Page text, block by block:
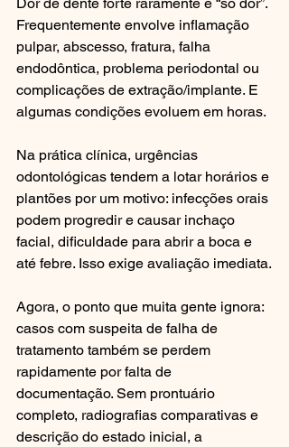
Frequentemente envolve inflamação
pulpar, abscesso, fratura, falha
endodôntica, problema periodontal ou
complicações de extração/implante. E
algumas condições evoluem em horas.
Na prática clínica, urgências
odontológicas tendem a lotar horários e
plantões por um motivo: infecções orais
podem progredir e causar inchaço
facial, dificuldade para abrir a boca e
até febre. Isso exige avaliação imediata.
Agora, o ponto que muita gente ignora:
casos com suspeita de falha de
tratamento também se perdem
rapidamente por falta de
documentação. Sem prontuário
completo, radiografias comparativas e
descrição do estado inicial, a